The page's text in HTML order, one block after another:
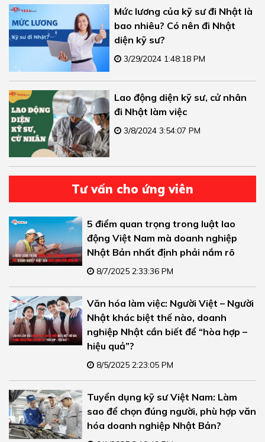
Mức lương của kỹ sư đi Nhật là
bao nhiêu? Có nên đi Nhật
diện kỹ sư?
3/29/2024 1:48:18 PM
Lao động diện kỹ sư, cử nhân
đi Nhật làm việc
3/8/2024 3:54:07 PM
Tư vấn cho ứng viên
5 điểm quan trọng trong luật lao
động Việt Nam mà doanh nghiệp
Nhật Bản nhất định phải nắm rõ
8/7/2025 2:33:36 PM
Văn hóa làm việc: Người Việt – Người
Nhật khác biệt thế nào, doanh
nghiệp Nhật cần biết để “hòa hợp –
hiệu quả”?
8/5/2025 2:23:05 PM
Tuyển dụng kỹ sư Việt Nam: Làm
sao để chọn đúng người, phù hợp văn
hóa doanh nghiệp Nhật Bản?